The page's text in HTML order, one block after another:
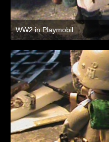
WW2 in Playmobil
8. Juli 2021 um 19:47